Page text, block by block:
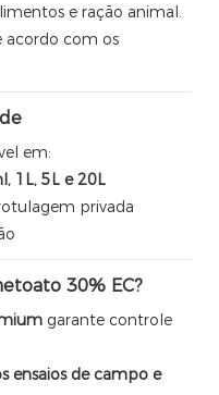
e ração animal.
acordo com os
em:
1L, 5L e 20L
privada
30% EC?
garante controle
ensaios de campo e